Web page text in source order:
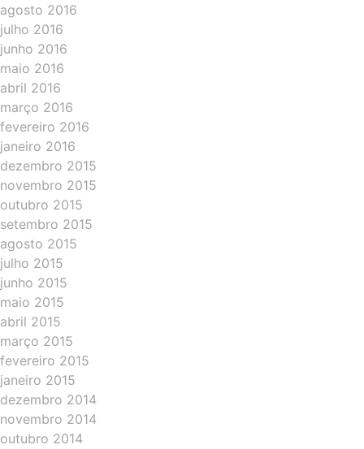
agosto 2016
julho 2016
junho 2016
maio 2016
abril 2016
março 2016
fevereiro 2016
janeiro 2016
dezembro 2015
novembro 2015
outubro 2015
setembro 2015
agosto 2015
julho 2015
junho 2015
maio 2015
abril 2015
março 2015
fevereiro 2015
janeiro 2015
dezembro 2014
novembro 2014
outubro 2014